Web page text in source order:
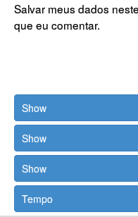
Salvar meus dados
que eu comentar.
Show
Show
Show
Tempo